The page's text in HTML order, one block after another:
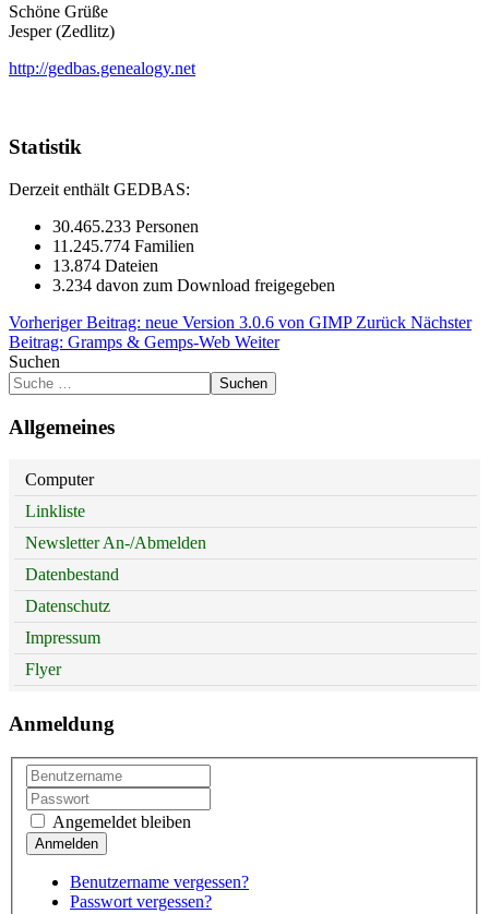
Schöne Grüße
Jesper (Zedlitz)
http://gedbas.genealogy.net
Statistik
Derzeit enthält GEDBAS:
30.465.233 Personen
11.245.774 Familien
13.874 Dateien
3.234 davon zum Download freigegeben
Vorheriger Beitrag: neue Version 3.0.6 von GIMP Zurück Nächster
Beitrag: Gramps & Gemps-Web Weiter
Suchen
Suchen
Allgemeines
Computer
Linkliste
Newsletter An-/Abmelden
Datenbestand
Datenschutz
Impressum
Flyer
Anmeldung
Angemeldet bleiben
Benutzername vergessen?
Passwort vergessen?